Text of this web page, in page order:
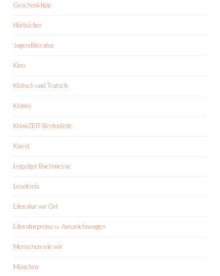
Geschenktipp
Hörbücher
Jugendliteratur
Kino
Klatsch und Tratsch
Krimis
KrimiZEIT-Bestenliste
Kunst
Leipziger Buchmesse
Lesekreis
Literatur vor Ort
Literaturpreise u. Auszeichnungen
Menschen wie wir
München